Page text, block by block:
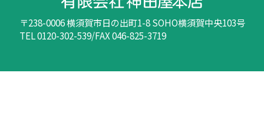
〒238-0006 横須賀市日の出町1-8 SOHO横須賀中央103号
TEL 0120-302-539/FAX 046-825-3719